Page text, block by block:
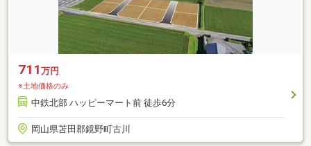
711 万円
※土地価格のみ
中鉄北部 ハッピーマート前 徒歩6分
岡山県苫田郡鏡野町古川